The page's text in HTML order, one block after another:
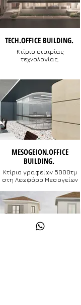
TECH.OFFICE BUILDING.
Kτίριο εταιρίας
τεχνολογίας.
MESOGEION.OFFICE
BUILDING.
Κτίριο γραφείων 5000τμ
στη Λεωφόρο Μεσογείων